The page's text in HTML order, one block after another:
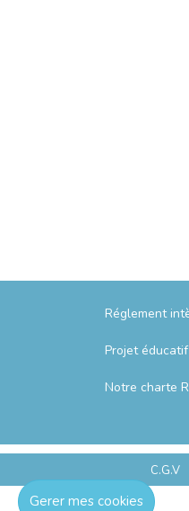
Réglement
Projet éducatif
Notre charte
C.G.V
Gerer mes cookies